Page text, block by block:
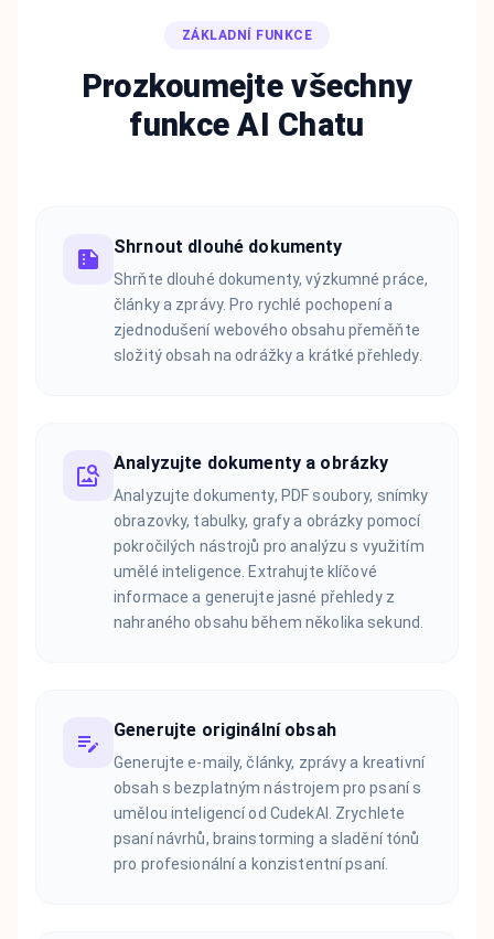
ZÁKLADNÍ FUNKCE
Prozkoumejte všechny
funkce AI Chatu
Shrnout dlouhé dokumenty
Shrňte dlouhé dokumenty, výzkumné práce,
články a zprávy. Pro rychlé pochopení a
zjednodušení webového obsahu přeměňte
složitý obsah na odrážky a krátké přehledy.
Analyzujte dokumenty a obrázky
Analyzujte dokumenty, PDF soubory, snímky
obrazovky, tabulky, grafy a obrázky pomocí
pokročilých nástrojů pro analýzu s využitím
umělé inteligence. Extrahujte klíčové
informace a generujte jasné přehledy z
nahraného obsahu během několika sekund.
Generujte originální obsah
Generujte e-maily, články, zprávy a kreativní
obsah s bezplatným nástrojem pro psaní s
umělou inteligencí od CudekAI. Zrychlete
psaní návrhů, brainstorming a sladění tónů
pro profesionální a konzistentní psaní.